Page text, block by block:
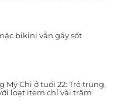
bikini vẫn gây sốt
Mỹ Chi ở tuổi 22: Trẻ trung,
loạt item chỉ vài trăm